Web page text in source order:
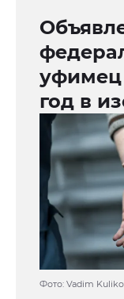
уфимец
год в
Фото: Vadim